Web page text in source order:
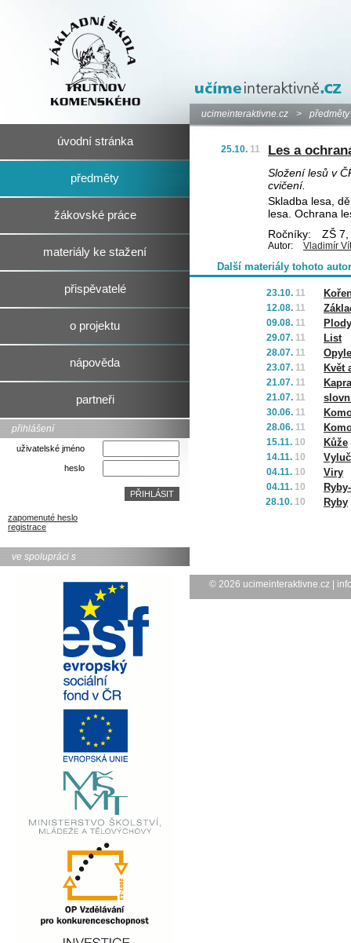
úvodní stránka
předměty
žákovské práce
materiály ke stažení
přispěvatelé
o projektu
nápověda
partneři
přihlášení
uživatelské jméno
heslo
zapomenuté heslo
registrace
ve spolupráci s
ucimeinteraktivne.cz > předměty
25.10. 11 Les a
Složení lesů v
cvičení.
Skladba lesa,
lesa. Ochrana
Ročníky:
ZŠ 7,
Autor: Vladimír Vít
Další materiály tohoto
23.10. 11
12.08. 11
09.08. 11
29.07. 11 List
28.07. 11
23.07. 11 Květ
21.07. 11
21.07. 11
30.06. 11
28.06. 11
15.11. 10 Kůže
14.11. 10
04.11. 10 Viry
04.11. 10
28.10. 10 Ryby
© 2026 ucimeinteraktivne.cz